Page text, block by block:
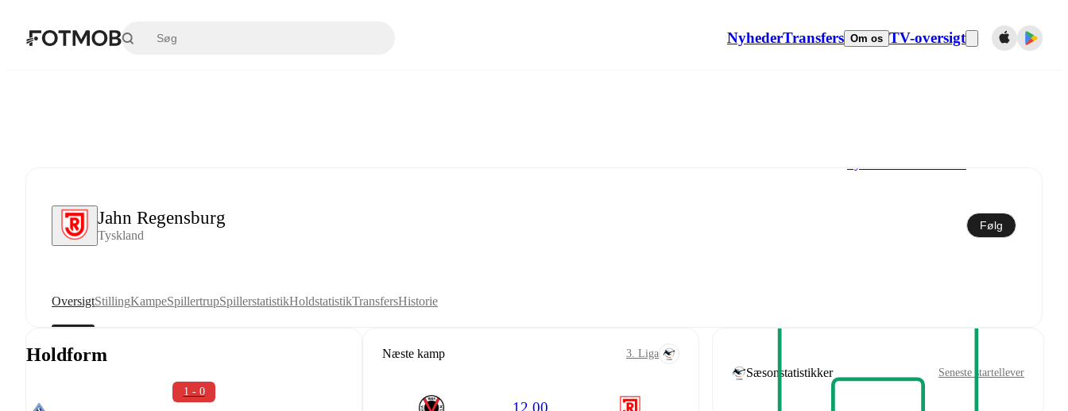
NyhederTransfers Om os TV-oversigt
Jahn Regensburg
Tyskland
Følg
OversigtStillingKampeSpillertrupSpillerstatistikHoldstatistikTransfersHistorie
Holdform
1 - 0
Næste kamp 3. Liga
12.00
Sæsonstatistikker Seneste startellever